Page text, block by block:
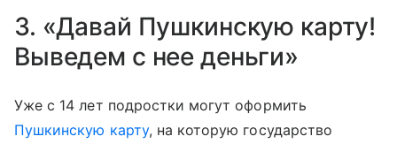
3. «Давай Пушкинскую карту!
Выведем с нее деньги»
Уже с 14 лет подростки могут оформить
Пушкинскую карту, на которую государство